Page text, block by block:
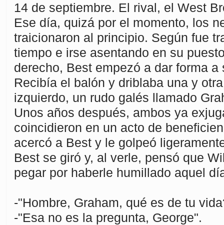
14 de septiembre. El rival, el West
Ese día, quizá por el momento, los
traicionaron al principio. Según fue
tiempo e irse asentando en su
derecho, Best empezó a dar forma
Recibía el balón y driblaba una y
izquierdo, un rudo galés llamado
Unos años después, ambos ya
coincidieron en un acto de
acercó a Best y le golpeó
Best se giró y, al verle, pensó que
pegar por haberle humillado aquel
-"Hombre, Graham, qué es de tu
-"Esa no es la pregunta, George".